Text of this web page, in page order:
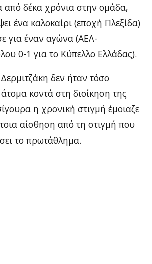
από δέκα χρόνια στην ομάδα,
ένα καλοκαίρι (εποχή Πλεξίδα)
για έναν αγώνα (ΑΕΛ-
0-1 για το Κύπελλο Ελλάδας).
δεν ήταν τόσο
κοντά στη διοίκηση της
η χρονική στιγμή έμοιαζε
αίσθηση από τη στιγμή που
το πρωτάθλημα.